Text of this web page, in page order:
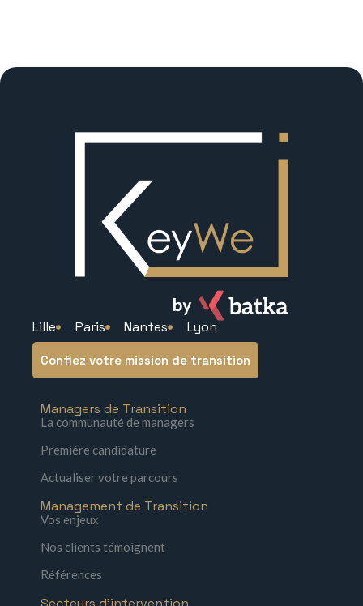
Lille Paris Nantes Lyon
Confiez votre mission de transition
Managers de Transition
La communauté de managers
Première candidature
Actualiser votre parcours
Management de Transition
Vos enjeux
Nos clients témoignent
Références